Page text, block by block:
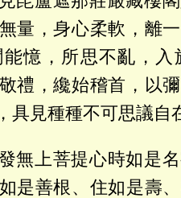
量，身心柔軟，離
憶，所思不亂，
禮，纔始稽首，以
具見種種不可思議自
無上菩提心時如是
是善根、住如是壽